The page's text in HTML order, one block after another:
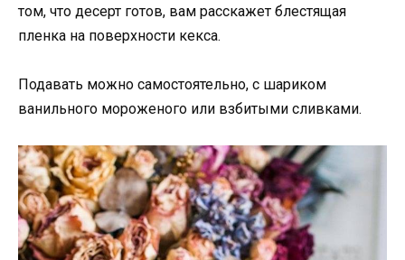
том, что десерт готов, вам расскажет блестящая
пленка на поверхности кекса.
Подавать можно самостоятельно, с шариком
ванильного мороженого или взбитыми сливками.